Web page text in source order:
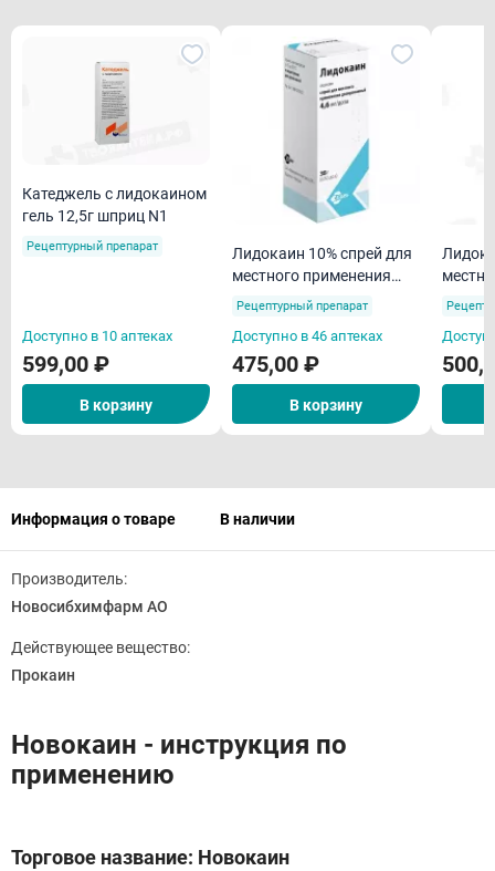
Катеджель с лидокаином
гель 12,5г шприц N1
Рецептурный препарат
Доступно в 10 аптеках
599,00 ₽
В корзину
Лидокаин 10% спрей для
местного применения
дозир 38 г Фармст
Рецептурный препарат
Доступно в 46 аптеках
475,00 ₽
В корзину
дозир
Информация о товаре В наличии
Производитель:
Новосибхимфарм АО
Действующее вещество:
Прокаин
Новокаин - инструкция по
применению
Торговое название: Новокаин